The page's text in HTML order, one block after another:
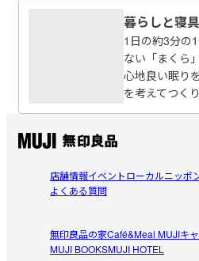
素っ気ないぐらいシンプルで、
合いと風合いがシックで素敵。探
参考になった（0人）
2026/07/21
店頭で色違いで購入していたの
暮らしと寝
1日の約3分の
ない「まくら」
心地良い眠り
を考えてつく
店舗情報イベントローカルニッポ
よくある質問
無印良品の家Café&Meal MUJIキ
MUJI BOOKSMUJI HOTEL